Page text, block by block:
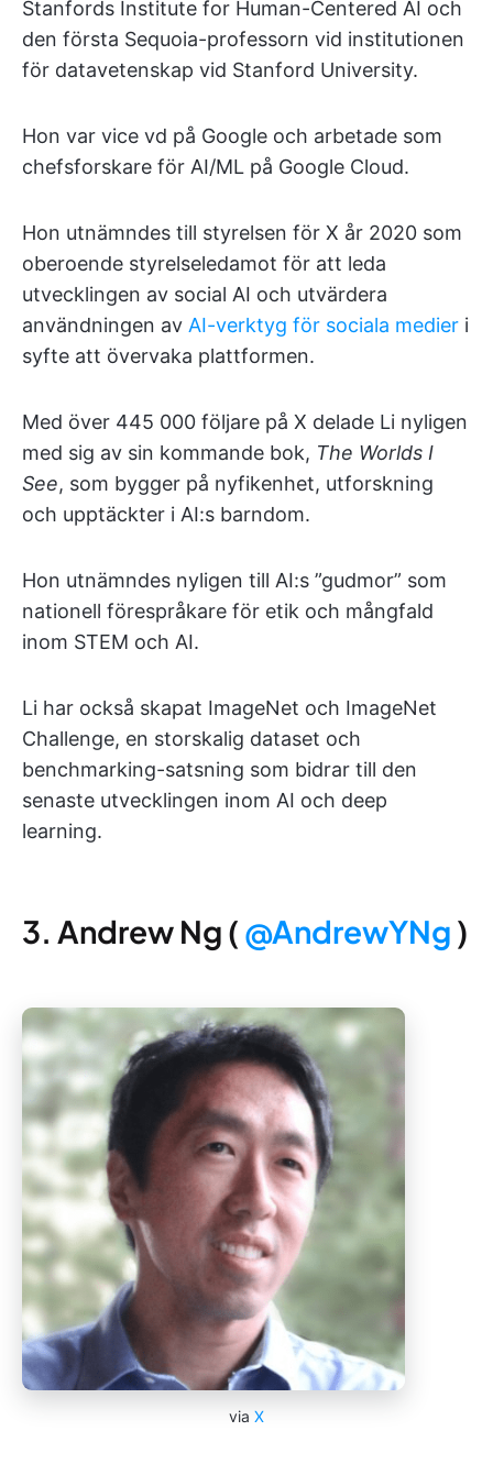
Stanfords Institute for Human-Centered AI och
den första Sequoia-professorn vid institutionen
för datavetenskap vid Stanford University.
Hon var vice vd på Google och arbetade som
chefsforskare för AI/ML på Google Cloud.
Hon utnämndes till styrelsen för X år 2020 som
oberoende styrelseledamot för att leda
utvecklingen av social AI och utvärdera
användningen av AI-verktyg för sociala medier i
syfte att övervaka plattformen.
Med över 445 000 följare på X delade Li nyligen
med sig av sin kommande bok, The Worlds I
See, som bygger på nyfikenhet, utforskning
och upptäckter i AI:s barndom.
Hon utnämndes nyligen till AI:s ”gudmor” som
nationell förespråkare för etik och mångfald
inom STEM och AI.
Li har också skapat ImageNet och ImageNet
Challenge, en storskalig dataset och
benchmarking-satsning som bidrar till den
senaste utvecklingen inom AI och deep
learning.
3. Andrew Ng ( @AndrewYNg )
via X